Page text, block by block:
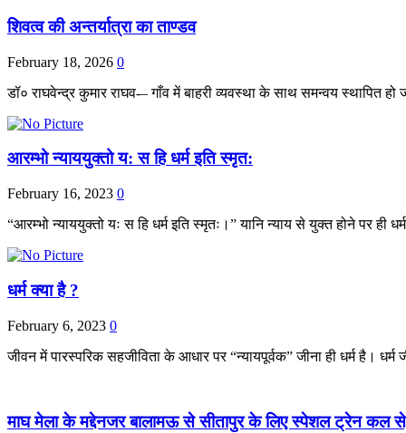
शिवत्व की अन्तर्यात्रा का ताण्डव
February 18, 2026 0
डॉ० राघवेन्द्र कुमार राघव-– गाँव में बाहरी व्यवस्था के साथ समन्वय
आरम्भो न्याययुक्तो य: स हि धर्म इति स्मृत:
February 16, 2023 0
“आरम्भो न्याययुक्तो यः स हि धर्म इति स्मृतः।” यानि न्याय से युक्त होने पर ही
धर्म क्या है ?
February 6, 2023 0
जीवन में पारस्परिक सहजीविता के आधार पर “न्यायपूर्वक” जीना ही धर्म है।
माघ मेला के मद्देनजर बालामऊ से सीतापुर के लिए स्पेशल ट्रेन कल